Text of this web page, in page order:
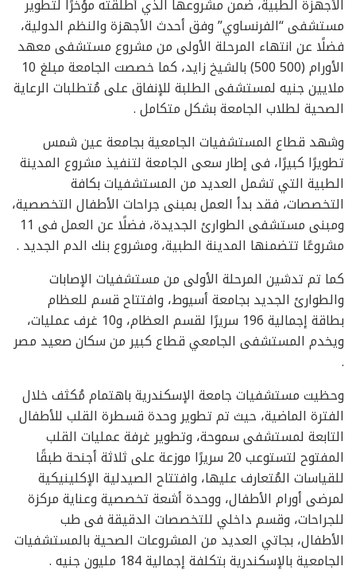
مستشفى “الفرنساوي” وفق أحدث الأجهزة والنظم الدولية،
فضلًا عن انتهاء المرحلة الأولى من مشروع مستشفى معهد
الأورام (500 500) بالشيخ زايد، كما خصصت الجامعة مبلغ 10
ملايين جنيه لمستشفى الطلبة للإنفاق على مُتطلبات الرعاية
الصحية لطلاب الجامعة بشكل متكامل .
وشهد قطاع المستشفيات الجامعية بجامعة عين شمس
تطويرًا كبيرًا، فى إطار سعى الجامعة لتنفيذ مشروع المدينة
الطبية التي تشمل العديد من المستشفيات بكافة
التخصصات، فقد بدأ العمل بمبنى جراحات الأطفال التخصصية،
ومبنى مستشفى الطوارئ الجديدة، فضلًا عن العمل فى 11
مشروعًا تتضمنها المدينة الطبية، ومشروع بنك الدم الجديد .
كما تم تدشين المرحلة الأولى من مستشفيات الإصابات
والطوارئ الجديد بجامعة أسيوط، وافتتاح قسم للعظام
بطاقة إجمالية 196 سريرًا لقسم العظام، و10 غرف عمليات،
ويخدم المستشفى الجامعي قطاع كبير من سكان صعيد مصر
.
وحظيت مستشفيات جامعة الإسكندرية باهتمام مُكثف خلال
الفترة الماضية، حيث تم تطوير وحدة قسطرة القلب للأطفال
التابعة لمستشفى سموحة، وتطوير غرفة عمليات القلب
المفتوح لتستوعب 20 سريرًا موزعة على ثلاثة أجنحة طبقًا
للقياسات المُتعارف عليها، وافتتاح الصيدلية الإكلينيكية
لمرضى أورام الأطفال، ووحدة أشعة تخصصية وعناية مركزة
للجراحات، وقسم داخلي للتخصصات الدقيقة فى طب
الأطفال، بجاتي العديد من المشروعات الصحية بالمستشفيات
الجامعية بالإسكندرية بتكلفة إجمالية 184 مليون جنيه .